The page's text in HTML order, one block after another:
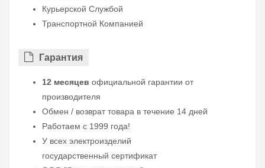
Курьерской Службой
Транспортной Компанией
Гарантия
12 месяцев официальной гарантии от
производителя
Обмен / возврат товара в течение 14 дней
Работаем с 1999 года!
У всех электроизделий
государственный сертификат